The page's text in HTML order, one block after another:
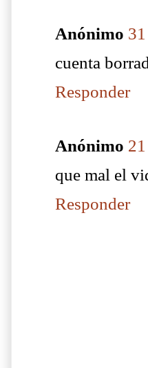
Anónimo
cuenta
Responder
Anónimo
que mal el
Responder